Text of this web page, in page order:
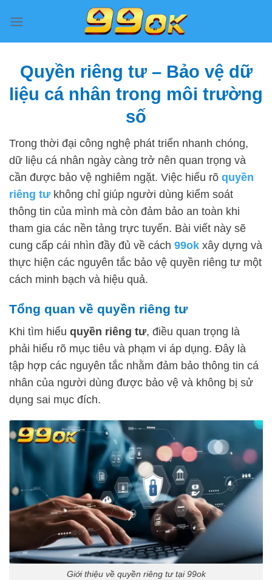
qua
Quyền riêng tư – Bảo vệ dữ
liệu cá nhân trong môi trường
số
Trong thời đại công nghệ phát triển nhanh chóng,
dữ liệu cá nhân ngày càng trở nên quan trọng và
cần được bảo vệ nghiêm ngặt. Việc hiểu rõ quyền
riêng tư không chỉ giúp người dùng kiểm soát
thông tin của mình mà còn đảm bảo an toàn khi
tham gia các nền tảng trực tuyến. Bài viết này sẽ
cung cấp cái nhìn đầy đủ về cách 99ok xây dựng và
thực hiện các nguyên tắc bảo vệ quyền riêng tư một
cách minh bạch và hiệu quả.
Tổng quan về quyền riêng tư
Khi tìm hiểu quyền riêng tư, điều quan trọng là
phải hiểu rõ mục tiêu và phạm vi áp dụng. Đây là
tập hợp các nguyên tắc nhằm đảm bảo thông tin cá
nhân của người dùng được bảo vệ và không bị sử
dụng sai mục đích.
Giới thiệu về quyền riêng tư tại 99ok